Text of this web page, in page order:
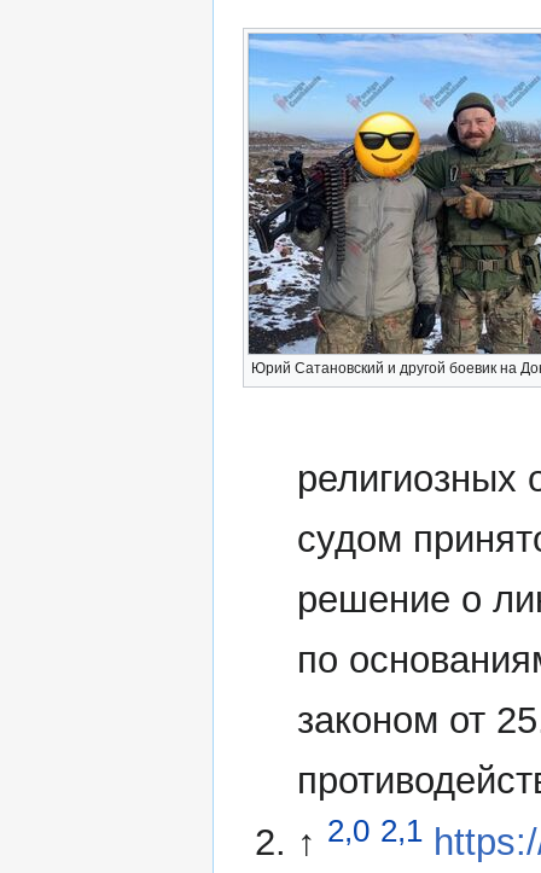
Юрий Сатановский и другой боевик на
религиозных
судом
решение о
по
законом от
↑ 2,0 2,1